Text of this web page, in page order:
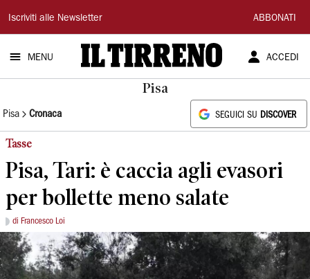
Il
Tirreno
Iscriviti alle Newsletter ABBONATI
MENU ACCEDI
Pisa
Pisa Cronaca SEGUICI SU DISCOVER
Tasse
Pisa, Tari: è caccia agli evasori
per bollette meno salate
di Francesco Loi